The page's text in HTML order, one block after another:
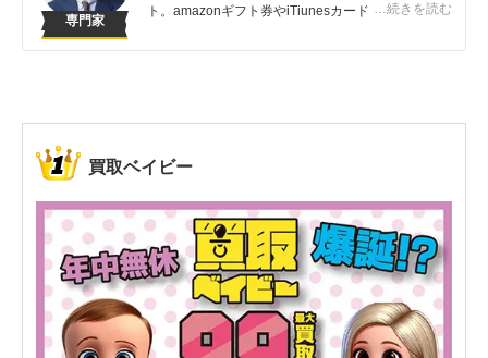
専門家
…続きを読む
ト。amazonギフト券やiTiunesカードの売買は知っ
まうこんなバカバカしいことは避けてほしい！
買取ベイビー